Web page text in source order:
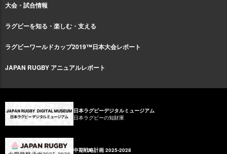
大会・試合情報
ラグビーを知る・楽しむ・支える
ラグビーワールドカップ2019™日本大会レポート
JAPAN RUGBY アニュアルレポート
日本ラグビーデジタルミュージアム
日本ラグビーの知財庫
中期戦略計画 2025-2028